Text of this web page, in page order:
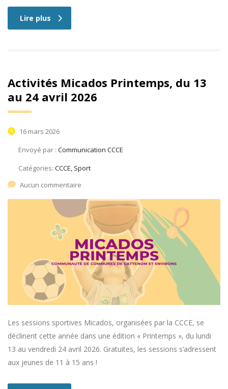
Lire plus
Activités Micados Printemps, du 13
au 24 avril 2026
16 mars 2026
Envoyé par : Communication CCCE
Catégories: CCCE, Sport
Aucun commentaire
Les sessions sportives Micados, organisées par la CCCE, se
déclinent cette année dans une édition « Printemps », du lundi
13 au vendredi 24 avril 2026. Gratuites, les sessions s’adressent
aux jeunes de 11 à 15 ans !